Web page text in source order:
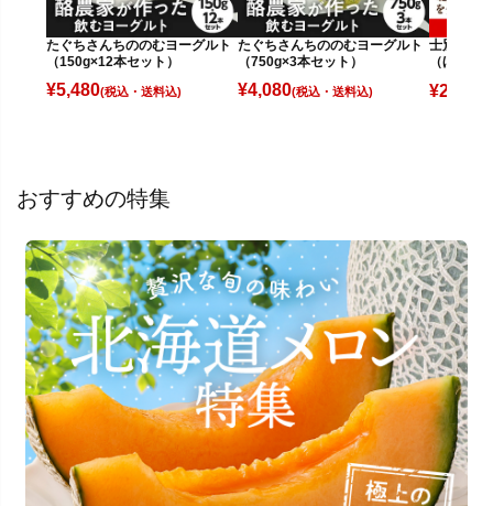
たぐちさんちののむヨーグルト
（150g×12本セット）
¥5,480(税込)
たぐちさんちののむヨーグルト
（750g×3本セット）
¥4,080(税込)
士別産 特
（ほれ
¥2,980
おすすめの特集